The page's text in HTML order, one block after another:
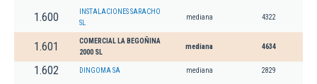
1.600
INSTALACIONES SARACHO
SL
mediana 4322
1.601
COMERCIAL LA BEGOÑINA
2000 SL
mediana 4634
1.602 DINGOMA SA mediana 2829